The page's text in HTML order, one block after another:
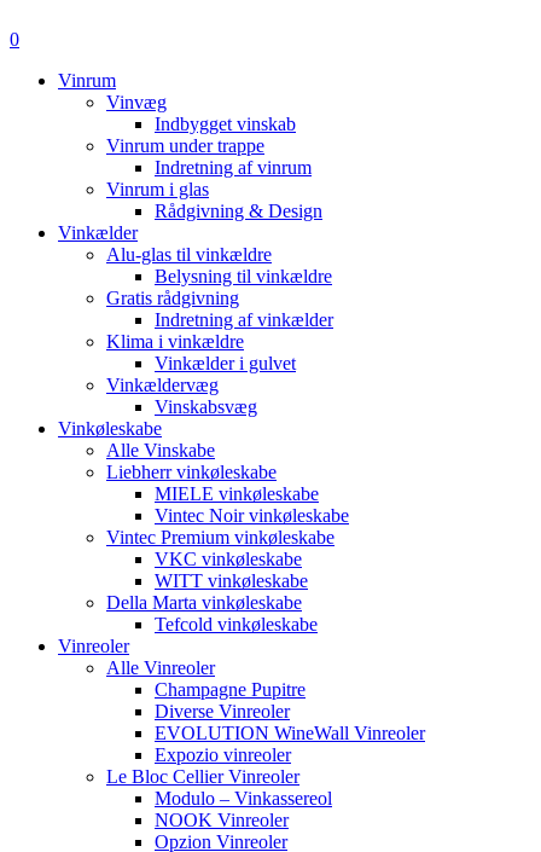
0
Vinrum
Vinvæg
Indbygget vinskab
Vinrum under trappe
Indretning af vinrum
Vinrum i glas
Rådgivning & Design
Vinkælder
Alu-glas til vinkældre
Belysning til vinkældre
Gratis rådgivning
Indretning af vinkælder
Klima i vinkældre
Vinkælder i gulvet
Vinkældervæg
Vinskabsvæg
Vinkøleskabe
Alle Vinskabe
Liebherr vinkøleskabe
MIELE vinkøleskabe
Vintec Noir vinkøleskabe
Vintec Premium vinkøleskabe
VKC vinkøleskabe
WITT vinkøleskabe
Della Marta vinkøleskabe
Tefcold vinkøleskabe
Vinreoler
Alle Vinreoler
Champagne Pupitre
Diverse Vinreoler
EVOLUTION WineWall Vinreoler
Expozio vinreoler
Le Bloc Cellier Vinreoler
Modulo – Vinkassereol
NOOK Vinreoler
Opzion Vinreoler